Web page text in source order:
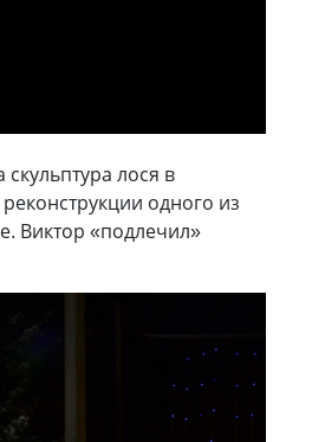
лося в
одного из
Виктор «подлечил»